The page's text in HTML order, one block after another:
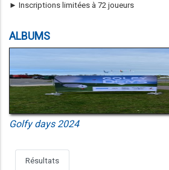
► Inscriptions limitées à 72 joueurs
ALBUMS
Golfy days 2024
Résultats